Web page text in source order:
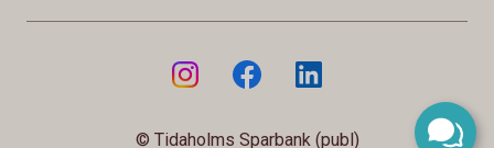
© Tidaholms Sparbank (publ)